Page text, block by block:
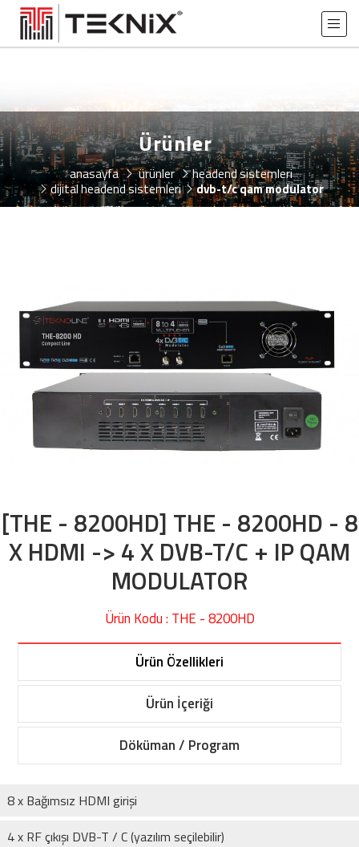
Ürünler
anasayfa ürünler
headend si̇stemleri̇
dijital headend sistemleri
dvb-t/c qam modulator
[THE - 8200HD] THE - 8200HD - 8
X HDMI -> 4 X DVB-T/C + IP QAM
MODULATOR
Ürün Kodu : THE - 8200HD
Ürün Özellikleri
Ürün İçeriği
Döküman / Program
8 x Bağımsız HDMI girişi
4 x RF çıkışı DVB-T / C (yazılım seçilebilir)